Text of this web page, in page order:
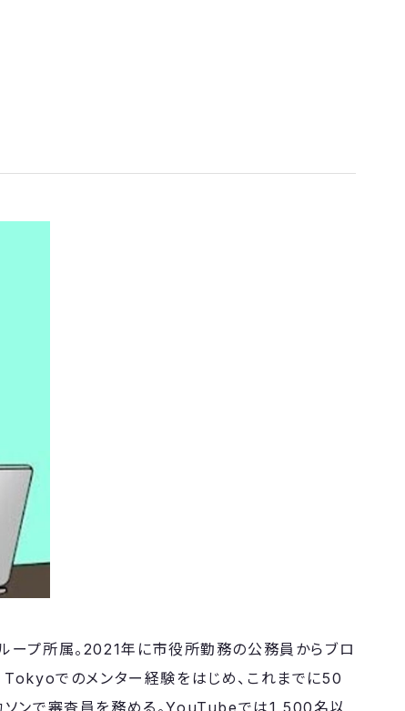
ープ所属。2021年に市役所勤務の公務員からブロ
でのメンター経験をはじめ、これまでに50
ソンで審査員を務める。YouTubeでは1,500名以